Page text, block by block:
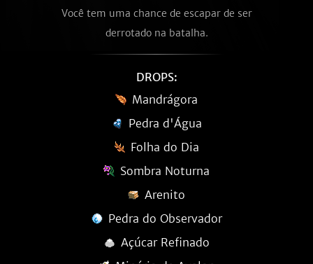
Você tem uma chance de escapar de ser
derrotado na batalha.
DROPS:
Mandrágora
Pedra d'Água
Folha do Dia
Sombra Noturna
Arenito
Pedra do Observador
Açúcar Refinado